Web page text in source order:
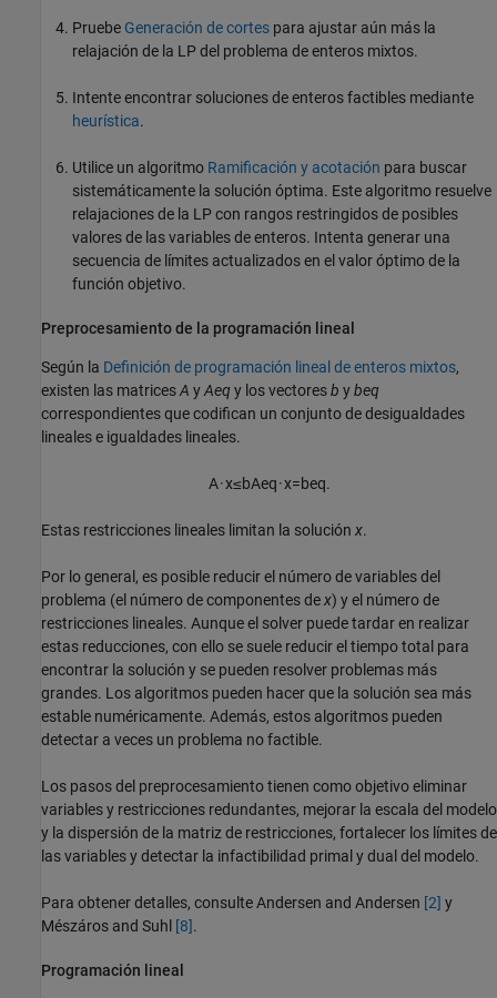
Pruebe Generación de cortes para ajustar aún más la
relajación de la LP del problema de enteros mixtos.
Intente encontrar soluciones de enteros factibles mediante
heurística.
Utilice un algoritmo Ramificación y acotación para buscar
sistemáticamente la solución óptima. Este algoritmo resuelve
relajaciones de la LP con rangos restringidos de posibles
valores de las variables de enteros. Intenta generar una
secuencia de límites actualizados en el valor óptimo de la
función objetivo.
Preprocesamiento de la programación lineal
Según la Definición de programación lineal de enteros mixtos,
existen las matricesA yAeq y los vectoresb ybeq
correspondientes que codifican un conjunto de desigualdades
lineales e igualdades lineales.
A·x≤bAeq·x=beq.
Estas restricciones lineales limitan la solución x.
Por lo general, es posible reducir el número de variables del
problema (el número de componentes dex) y el número de
restricciones lineales. Aunque el solver puede tardar en realizar
estas reducciones, con ello se suele reducir el tiempo total para
encontrar la solución y se pueden resolver problemas más
grandes. Los algoritmos pueden hacer que la solución sea más
estable numéricamente. Además, estos algoritmos pueden
detectar a veces un problema no factible.
Los pasos del preprocesamiento tienen como objetivo eliminar
variables y restricciones redundantes, mejorar la escala del modelo
y la dispersión de la matriz de restricciones, fortalecer los límites de
las variables y detectar la infactibilidad primal y dual del modelo.
Para obtener detalles, consulte Andersen and Andersen [2] y
Mészáros and Suhl [8].
Programación lineal